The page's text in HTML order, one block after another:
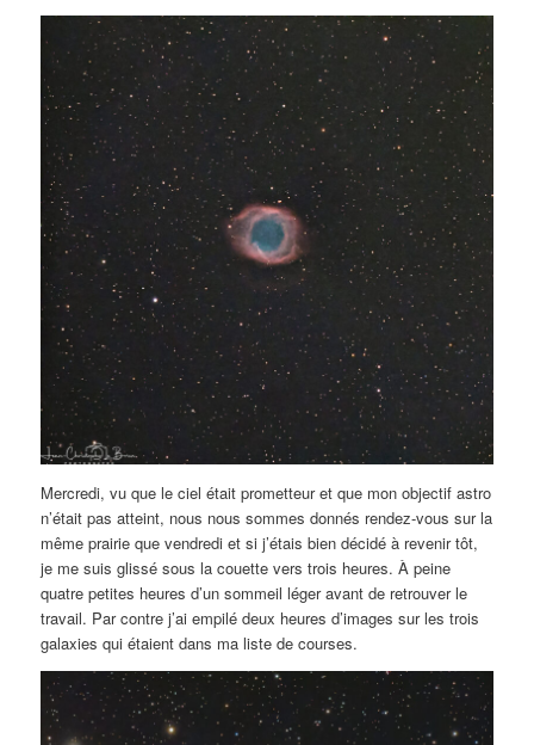
Mercredi, vu que le ciel était prometteur et que mon objectif astro
n’était pas atteint, nous nous sommes donnés rendez-vous sur la
même prairie que vendredi et si j’étais bien décidé à revenir tôt,
je me suis glissé sous la couette vers trois heures. À peine
quatre petites heures d’un sommeil léger avant de retrouver le
travail. Par contre j’ai empilé deux heures d’images sur les trois
galaxies qui étaient dans ma liste de courses.